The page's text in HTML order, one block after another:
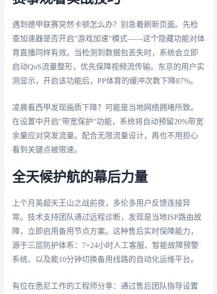
遇到德甲联赛突然卡顿怎么办？别急着刷新页面。先检
查加速器是否开启"游戏加速"模式——这个隐藏功能对体
育直播同样有效。当检测到数据包丢失时，系统会立即
启动QoS流量整形，优先保障视频流传输。东京的用户实
测显示，开启该功能后，PP体育的缓冲次数下降87%。
凌晨看西甲发现画质下降？可能是当地网络拥堵所致。
在设置中开启"带宽保护"功能，系统将自动预留20%带宽
余量应对突发流量。配合无限流量设计，再也不用担心
看到关键点被限速。
全天候护航的幕后力量
上个月英超天王山之战前夜，多伦多用户反馈连接异
常。技术支持团队通过远程诊断，发现是当地ISP路由故
障，立即启用备用节点方案。这种售后实时保障能力，
源于三层防护体系：7×24小时人工客服、智能故障预警
系统、以及能10分钟切换备用线路的自动化运维平台。
有位在悉尼工作的工程师分享：通过售后团队指导设置